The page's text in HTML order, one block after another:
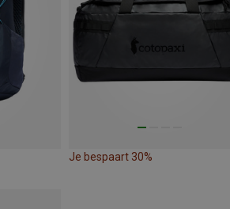
Je bespaart 30%